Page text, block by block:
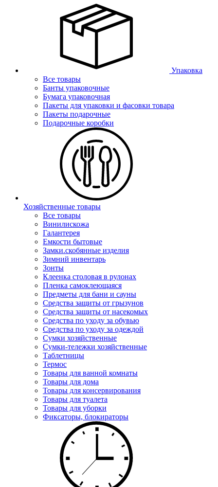
Упаковка
Все товары
Банты упаковочные
Бумага упаковочная
Пакеты для упаковки и фасовки товара
Пакеты подарочные
Подарочные коробки
Хозяйственные товары
Все товары
Винилискожа
Галантерея
Емкости бытовые
Замки.скобянные изделия
Зимний инвентарь
Зонты
Клеенка столовая в рулонах
Пленка самоклеющаяся
Предметы для бани и сауны
Средства защиты от грызунов
Средства защиты от насекомых
Средства по уходу за обувью
Средства по уходу за одеждой
Сумки хозяйственные
Сумки-тележки хозяйственные
Таблетницы
Термос
Товары для ванной комнаты
Товары для дома
Товары для консервирования
Товары для туалета
Товары для уборки
Фиксаторы, блокираторы